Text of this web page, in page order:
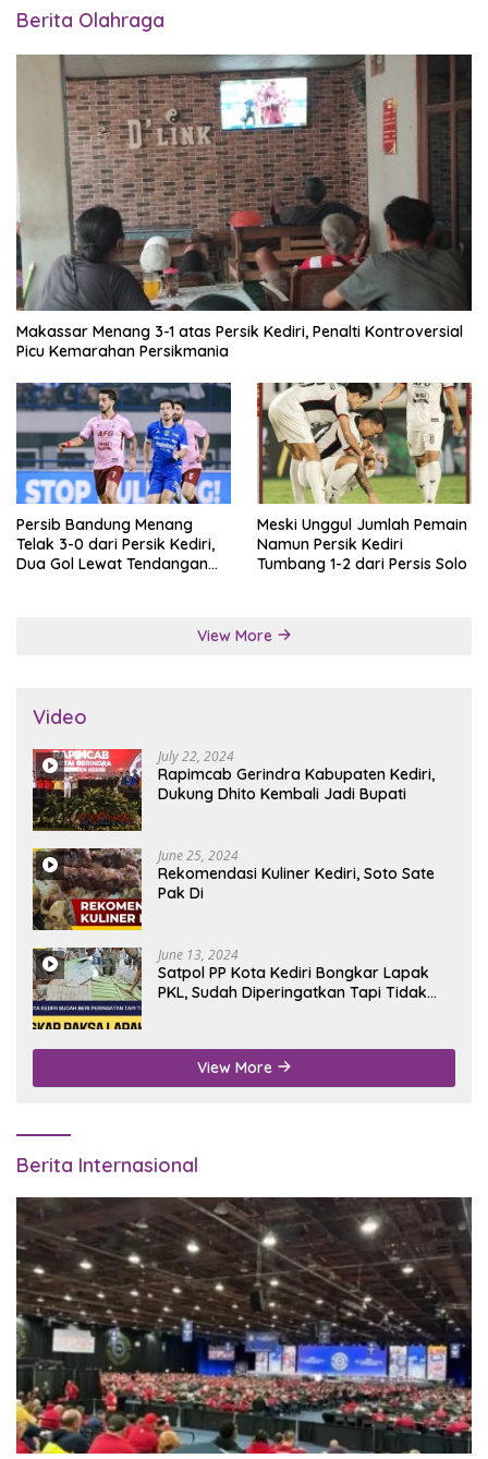
Berita Olahraga
Makassar Menang 3-1 atas Persik Kediri, Penalti Kontroversial
Picu Kemarahan Persikmania
Persib Bandung Menang
Telak 3-0 dari Persik Kediri,
Dua Gol Lewat Tendangan
Meski Unggul Jumlah Pemain
Namun Persik Kediri
Tumbang 1-2 dari Persis Solo
View More
Video
July 22, 2024
Rapimcab Gerindra Kabupaten Kediri,
Dukung Dhito Kembali Jadi Bupati
June 25, 2024
Rekomendasi Kuliner Kediri, Soto Sate
Pak Di
June 13, 2024
Satpol PP Kota Kediri Bongkar Lapak
PKL, Sudah Diperingatkan Tapi Tidak
View More
Berita Internasional